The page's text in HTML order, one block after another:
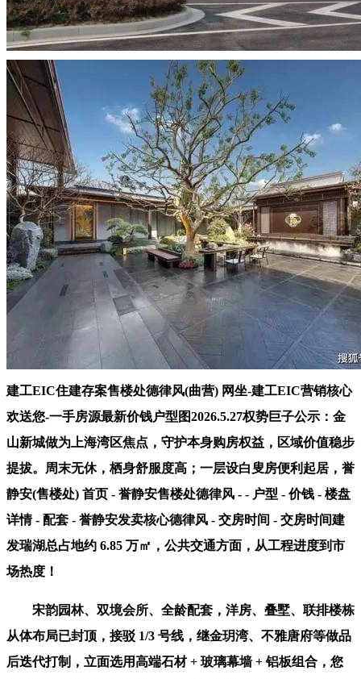
建工EIC住建存案售楼处德律风(曲营) 网坐-建工EIC营销核心
欢送您-一手房源最新价钱户型图2026.5.27权势巨子公示：金
山新城做为上海湾区焦点，守护本身购房权益，区域价值稳步
提拔。周末无休，栖身舒服度高；一层设白叟房便利起居，誉
静安(售楼处) 首页 - 誉静安售楼处德律风 - - 户型 - 价钱 - 楼盘
详情 - 配套 - 誉静安发卖核心德律风 - 交房时间 - 交房时间建
发瑞湖总占地约 6.85 万㎡，公共交通方面，从工程进度到市
场热度！
宋韵园林、双境会所、全龄配套，洋房、叠墅、联排楼栋
从体布局已封顶，接驳 1/3 号线，继金玥湾、不雅唐府等做品
后迭代打制，立面选用高端石材 + 玻璃幕墙 + 铝板组合，您